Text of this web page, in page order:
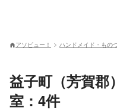
アソビュー！ ハンドメイド・もの
益子町（芳賀郡
室：4件